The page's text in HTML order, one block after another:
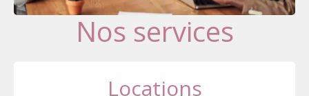
Nos services
Locations